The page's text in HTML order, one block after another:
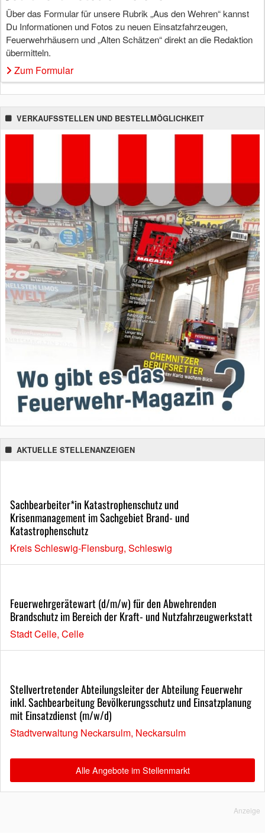
Über das Formular für unsere Rubrik „Aus den Wehren“ kannst
Du Informationen und Fotos zu neuen Einsatzfahrzeugen,
Feuerwehrhäusern und „Alten Schätzen“ direkt an die Redaktion
übermitteln.
Zum Formular
VERKAUFSSTELLEN UND BESTELLMÖGLICHKEIT
AKTUELLE STELLENANZEIGEN
Sachbearbeiter*in Katastrophenschutz und
Krisenmanagement im Sachgebiet Brand- und
Katastrophenschutz
Kreis Schleswig-Flensburg, Schleswig
Feuerwehrgerätewart (d/m/w) für den Abwehrenden
Brandschutz im Bereich der Kraft- und Nutzfahrzeugwerkstatt
Stadt Celle, Celle
Stellvertretender Abteilungsleiter der Abteilung Feuerwehr
inkl. Sachbearbeitung Bevölkerungsschutz und Einsatzplanung
mit Einsatzdienst (m/w/d)
Stadtverwaltung Neckarsulm, Neckarsulm
Alle Angebote im Stellenmarkt
Anzeige